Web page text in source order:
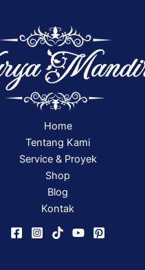
Home
Tentang Kami
Service & Proyek
Shop
Blog
Kontak